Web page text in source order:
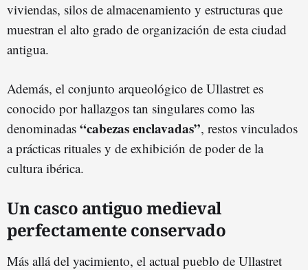
viviendas, silos de almacenamiento y estructuras que
muestran el alto grado de organización de esta ciudad
antigua.
Además, el conjunto arqueológico de Ullastret es
conocido por hallazgos tan singulares como las
denominadas “cabezas enclavadas”, restos vinculados
a prácticas rituales y de exhibición de poder de la
cultura ibérica.
Un casco antiguo medieval
perfectamente conservado
Más allá del yacimiento, el actual pueblo de Ullastret